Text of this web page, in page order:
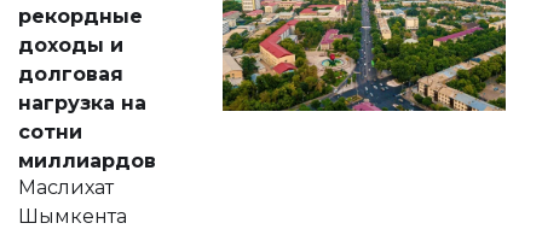
рекордные
доходы и
долговая
нагрузка на
сотни
миллиардов
Маслихат
Шымкента